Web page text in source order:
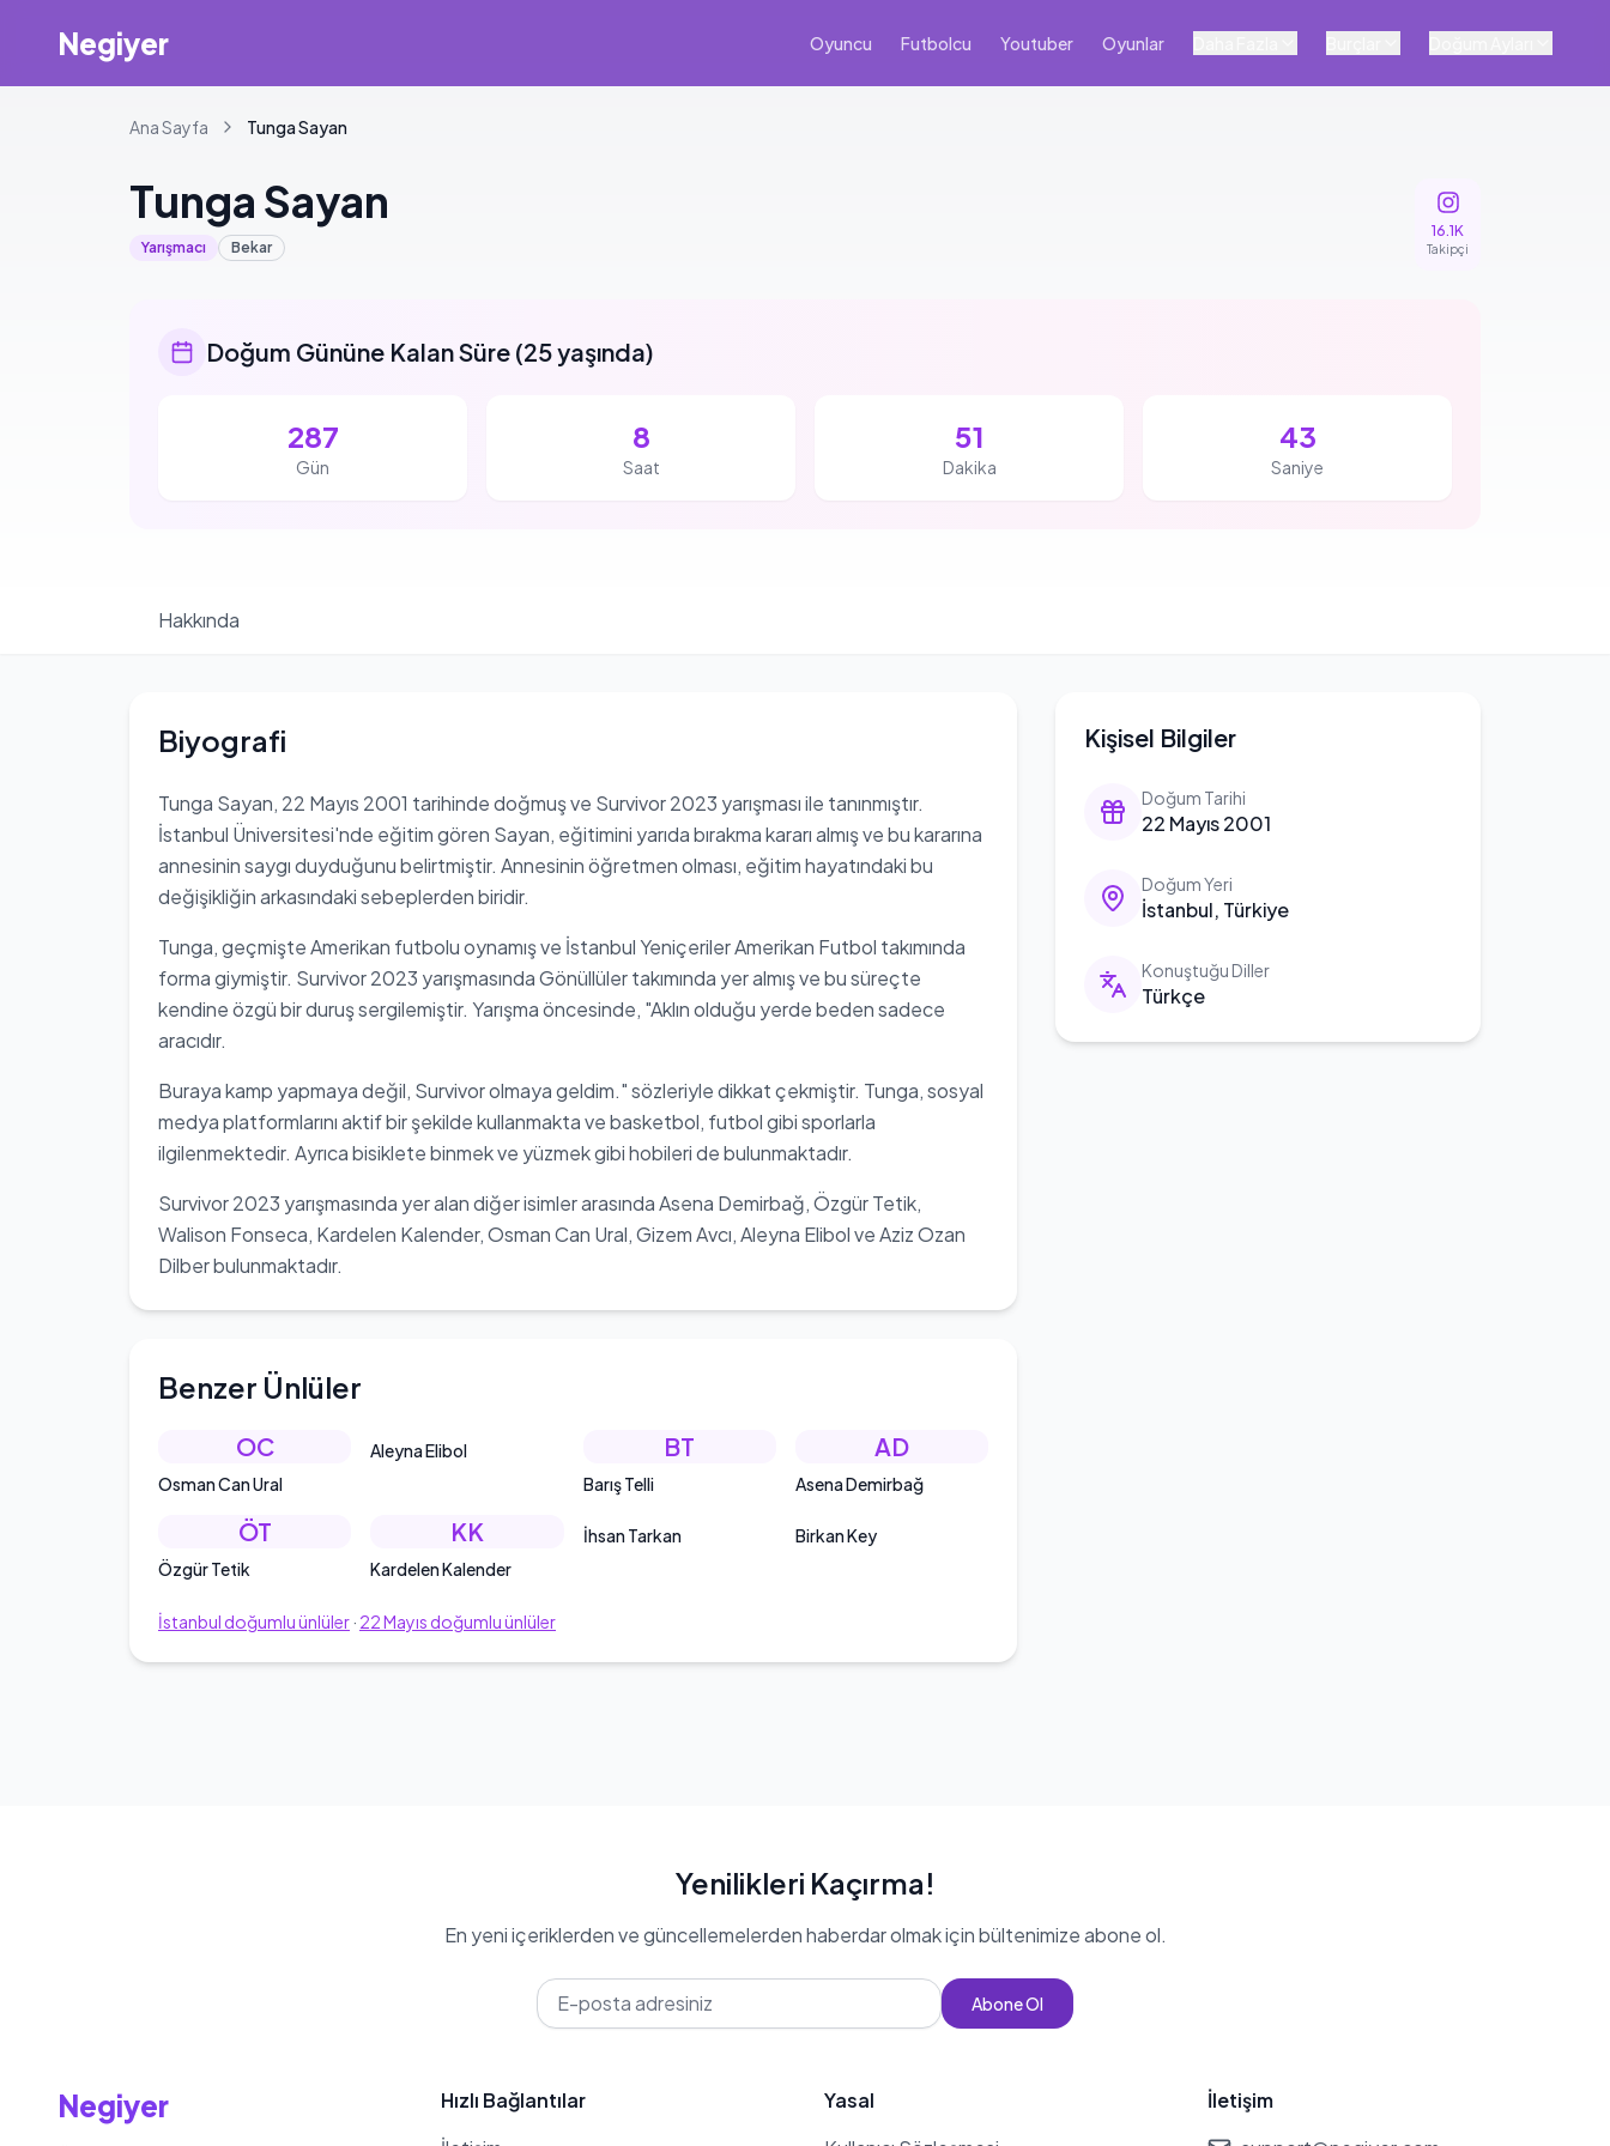
Negiyer Oyuncu Futbolcu Youtuber Oyunlar
Ana Sayfa TungaSayan
Tunga Sayan
Yarışmacı Bekar
16.1K
Takipçi
Doğum Gününe Kalan Süre (25 yaşında)
287
Gün
8
Saat
51
Dakika
42
Saniye
Hakkında
Kişisel Bilgiler
Doğum Tarihi
22 Mayıs 2001
Doğum Yeri
İstanbul, Türkiye
Konuştuğu Diller
Türkçe
Biyografi
Tunga Sayan, 22 Mayıs 2001 tarihinde doğmuş ve Survivor 2023 yarışması ile tanınmıştır.
İstanbul Üniversitesi'nde eğitim gören Sayan, eğitimini yarıda bırakma kararı almış ve bu kararına
annesinin saygı duyduğunu belirtmiştir. Annesinin öğretmen olması, eğitim hayatındaki bu
değişikliğin arkasındaki sebeplerden biridir.
Tunga, geçmişte Amerikan futbolu oynamış ve İstanbul Yeniçeriler Amerikan Futbol takımında
forma giymiştir. Survivor 2023 yarışmasında Gönüllüler takımında yer almış ve bu süreçte
kendine özgü bir duruş sergilemiştir. Yarışma öncesinde, "Aklın olduğu yerde beden sadece
aracıdır.
Buraya kamp yapmaya değil, Survivor olmaya geldim." sözleriyle dikkat çekmiştir. Tunga, sosyal
medya platformlarını aktif bir şekilde kullanmakta ve basketbol, futbol gibi sporlarla
ilgilenmektedir. Ayrıca bisiklete binmek ve yüzmek gibi hobileri de bulunmaktadır.
Survivor 2023 yarışmasında yer alan diğer isimler arasında Asena Demirbağ, Özgür Tetik,
Walison Fonseca, Kardelen Kalender, Osman Can Ural, Gizem Avcı, Aleyna Elibol ve Aziz Ozan
Dilber bulunmaktadır.
Benzer Ünlüler
OC
Osman Can Ural
Aleyna Elibol BT
Barış Telli
AD
Asena Demirbağ
ÖT
Özgür Tetik
KK
Kardelen Kalender
İhsan Tarkan Birkan Key
İstanbul doğumlu ünlüler· 22Mayıs doğumlu ünlüler
Yenilikleri Kaçırma!
En yeni içeriklerden ve güncellemelerden haberdar olmak için bültenimize abone ol.
Abone Ol
Negiyer
Hızlı Bağlantılar
Yasal
İletişim